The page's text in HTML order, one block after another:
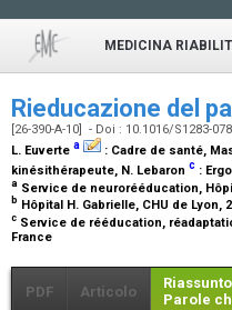
MEDICINA
Rieducazione del
[26-390-A-10] - Doi : 10.1016/S1283-
L. Euverte a : Cadre de santé,
kinésithérapeute, N. Lebaron c :
a Service de neurorééducation,
b Hôpital H. Gabrielle, CHU de
c Service de rééducation,
France
PDF Articolo
Riassunto
Parole